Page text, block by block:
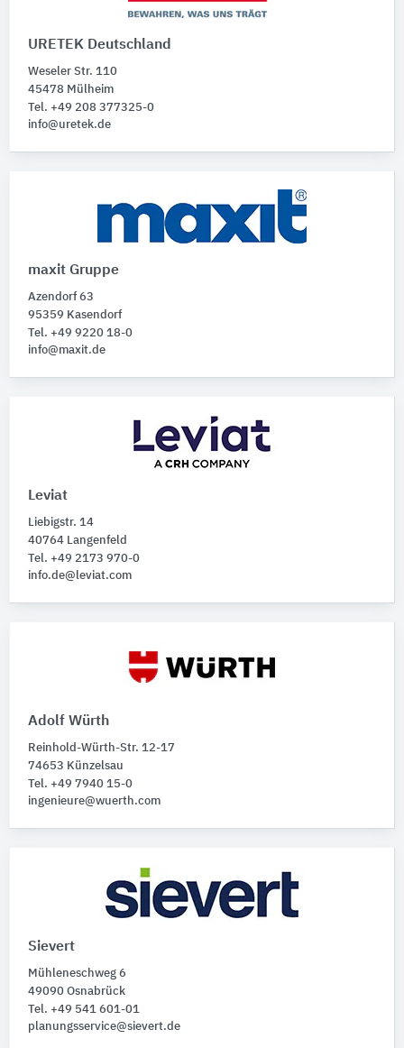
URETEK Deutschland
Weseler Str. 110
45478 Mülheim
Tel. +49 208 377325-0
info@uretek.de
maxit Gruppe
Azendorf 63
95359 Kasendorf
Tel. +49 9220 18-0
info@maxit.de
Leviat
Liebigstr. 14
40764 Langenfeld
Tel. +49 2173 970-0
info.de@leviat.com
Adolf Würth
Reinhold-Würth-Str. 12-17
74653 Künzelsau
Tel. +49 7940 15-0
ingenieure@wuerth.com
Sievert
Mühleneschweg 6
49090 Osnabrück
Tel. +49 541 601-01
planungsservice@sievert.de